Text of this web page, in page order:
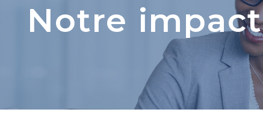
Notre impact